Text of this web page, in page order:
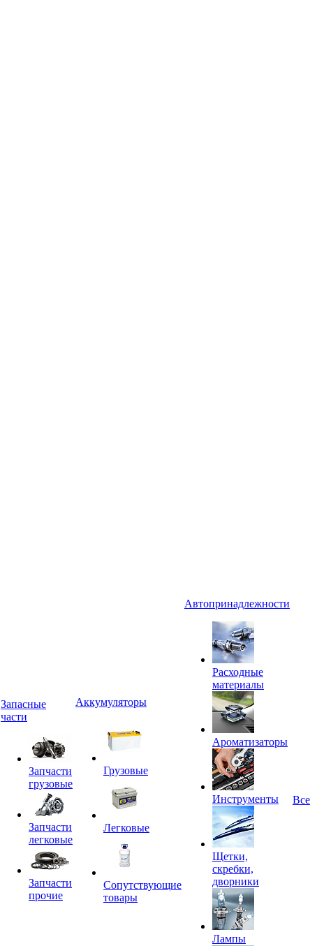
Запасные
части
Запчасти
грузовые
Запчасти
легковые
Запчасти
прочие
Аккумуляторы
Грузовые
Легковые
Сопутствующие
товары
Автопринадлежности
Расходные
материалы
Ароматизаторы
Инструменты
Щетки,
скребки,
дворники
Лампы
Все